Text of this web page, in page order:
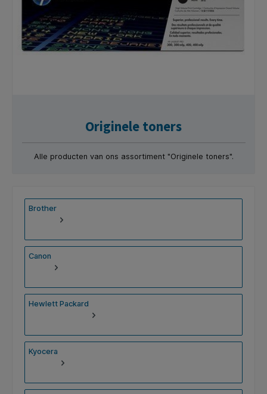
Originele toners
Alle producten van ons assortiment "Originele toners".
Brother
Canon
Hewlett Packard
Kyocera